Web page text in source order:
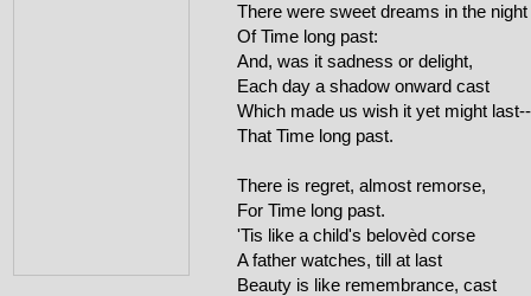
There were sweet dreams in the night
Of Time long past:
And, was it sadness or delight,
Each day a shadow onward cast
Which made us wish it yet might last--
That Time long past.
There is regret, almost remorse,
For Time long past.
'Tis like a child's belovèd corse
A father watches, till at last
Beauty is like remembrance, cast